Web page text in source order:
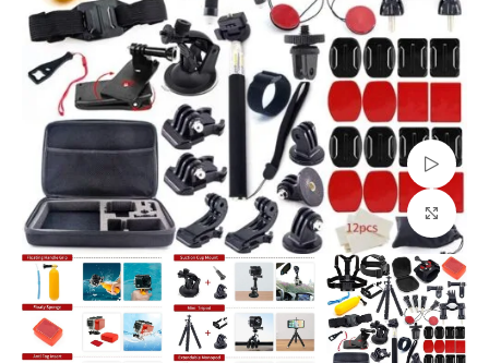
Watch video
Click to enlarge